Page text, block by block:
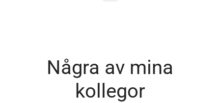
Några av mina
kollegor